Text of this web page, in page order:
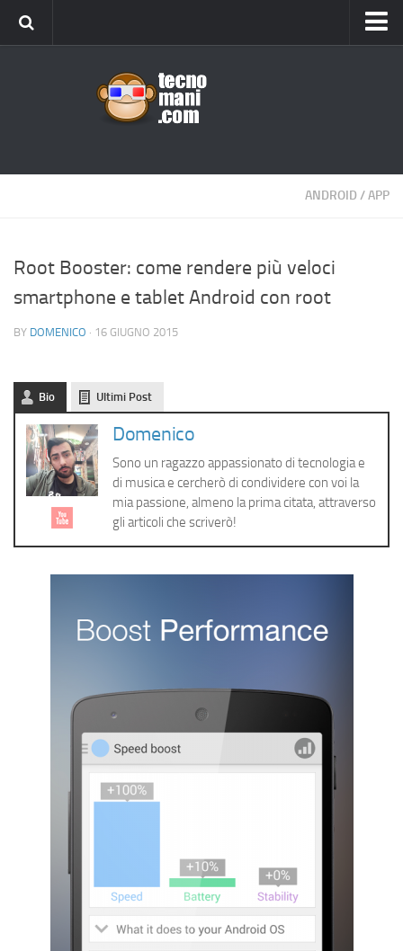
Cellulari
Gadget
Recensioni
Privacy
Cerca
ANDROID /APP
Root Booster: come rendere più veloci
smartphone e tablet Android con root
BY DOMENICO · 16 GIUGNO 2015
Bio Ultimi Post
Domenico
Sono un ragazzo appassionato di tecnologia e
di musica e cercherò di condividere con voi la
mia passione, almeno la prima citata, attraverso
gli articoli che scriverò!